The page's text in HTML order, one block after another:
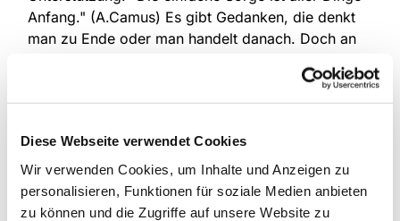
Diese Webseite verwendet Cookies
Wir verwenden Cookies, um Inhalte und Anzeigen zu
personalisieren, Funktionen für soziale Medien anbieten
zu können und die Zugriffe auf unsere Website zu
Anfang." (A.Camus) Es gibt Gedanken, die denkt
man zu Ende oder man handelt danach. Doch an
will nicht so recht verschwinden. Es umtreibt einen
die Suche nach einer Lösung. Doch diese will sich
sie einladen das Gespräch zu suchen! Wenn Ihnen
ein vertraulicher Gesprächspartner für diese Art
des Redens fehlt, öffnen wir gerne Herz und Ohr
für Sie und suchen gemeinsam und in einem